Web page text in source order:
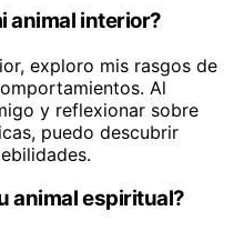
animal interior?
exploro mis rasgos de
Al
y reflexionar sobre
puedo descubrir
animal espiritual?